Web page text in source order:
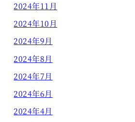
2024年11月
2024年10月
2024年9月
2024年8月
2024年7月
2024年6月
2024年4月